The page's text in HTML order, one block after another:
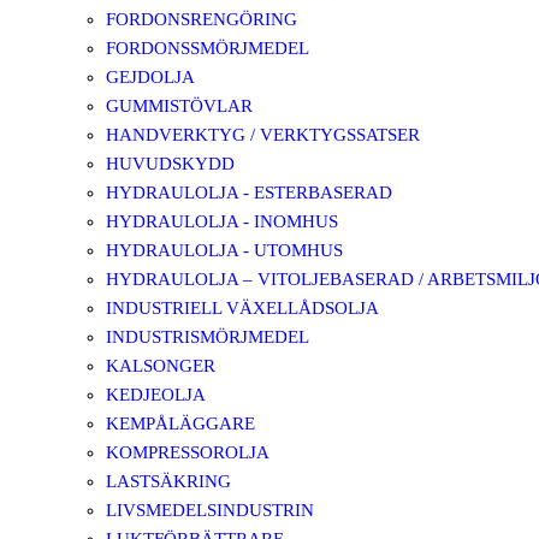
FORDONSRENGÖRING
FORDONSSMÖRJMEDEL
GEJDOLJA
GUMMISTÖVLAR
HANDVERKTYG / VERKTYGSSATSER
HUVUDSKYDD
HYDRAULOLJA - ESTERBASERAD
HYDRAULOLJA - INOMHUS
HYDRAULOLJA - UTOMHUS
HYDRAULOLJA – VITOLJEBASERAD /
INDUSTRIELL VÄXELLÅDSOLJA
INDUSTRISMÖRJMEDEL
KALSONGER
KEDJEOLJA
KEMPÅLÄGGARE
KOMPRESSOROLJA
LASTSÄKRING
LIVSMEDELSINDUSTRIN